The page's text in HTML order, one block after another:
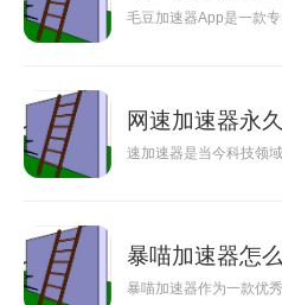
毛豆加速器App是一款
网速加速器永
速加速器是当今科技领
暴喵加速器怎
暴喵加速器作为一款优